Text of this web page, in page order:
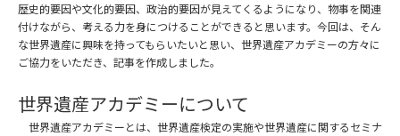
歴史的要因や文化的要因、政治的要因が見えてくるようになり、物事を関連
付けながら、考える力を身につけることができると思います。今回は、そん
な世界遺産に興味を持ってもらいたいと思い、世界遺産アカデミーの方々に
ご協力をいただき、記事を作成しました。
世界遺産アカデミーについて
世界遺産アカデミーとは、世界遺産検定の実施や世界遺産に関するセミナ